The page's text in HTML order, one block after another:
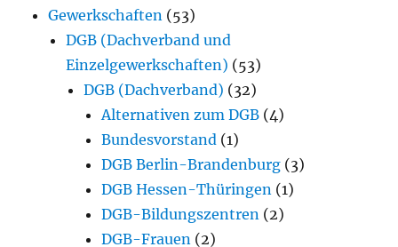
Gewerkschaften (53)
DGB (Dachverband und
Einzelgewerkschaften) (53)
DGB (Dachverband) (32)
Alternativen zum DGB (4)
Bundesvorstand (1)
DGB Berlin-Brandenburg (3)
DGB Hessen-Thüringen (1)
DGB-Bildungszentren (2)
DGB-Frauen (2)